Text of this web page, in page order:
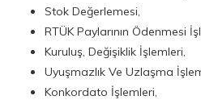
Stok Değerlemesi,
RTÜK Paylarının Ödenmesi
Kuruluş, Değişiklik İşlemleri,
Uyuşmazlık Ve Uzlaşma
Konkordato İşlemleri,